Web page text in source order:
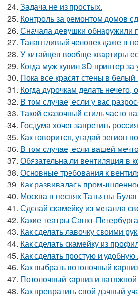
24. Задача не из простых.
25. Контроль за ремонтом домов
26. Сначала девушки обнаружили
27. Талантливый человек даже в
28. У китайцев вообще квартиры
29. Когда муж купил 3D принтер
30. Пока все красят стены в
31. Когда дурочкам делать
32. В том случае, если у вас
33. Такой сказочный стиль часто
34. Госдума хочет запретить
35. Как говорится, угадай регион
36. В том случае, если вашей
37. Обязательна ли вентиляция в
38. Основные требования к
39. Как развивалась
40. Москва в песнях Татьяны
41. Сделай скамейку из металла
42. Какие театры Санкт-
43. Как сделать лавочку своими
44. Как сделать скамейку из
45. Как сделать простую и
46. Как выбрать потолочный
47. Потолочный карниз и
48. Как превратить свой дачный